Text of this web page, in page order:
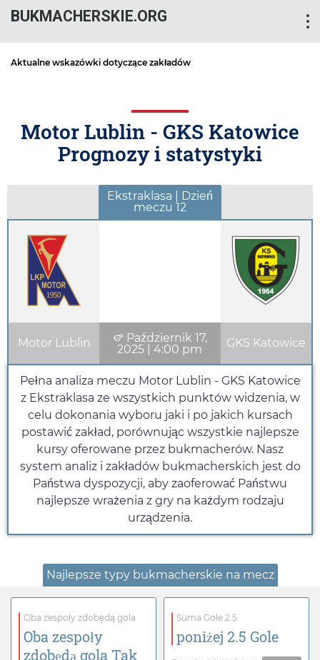
BUKMACHERSKIE.ORG
Aktualne wskazówki dotyczące zakładów
Motor Lublin - GKS Katowice
Prognozy i statystyki
Ekstraklasa | Dzień
meczu 12
Motor Lublin
Październik 17,
2025 |4:00 pm GKS Katowice
Pełna analiza meczu Motor Lublin - GKS Katowice
z Ekstraklasa ze wszystkich punktów widzenia, w
celu dokonania wyboru jaki i po jakich kursach
postawić zakład, porównując wszystkie najlepsze
kursy oferowane przez bukmacherów. Nasz
system analiz i zakładów bukmacherskich jest do
Państwa dyspozycji, aby zaoferować Państwu
najlepsze wrażenia z gry na każdym rodzaju
urządzenia.
Najlepsze typy bukmacherskie na mecz
Oba zespoły zdobędą gola
Oba zespoły
zdobędą gola Tak
Suma Gole 2.5
poniżej 2.5 Gole